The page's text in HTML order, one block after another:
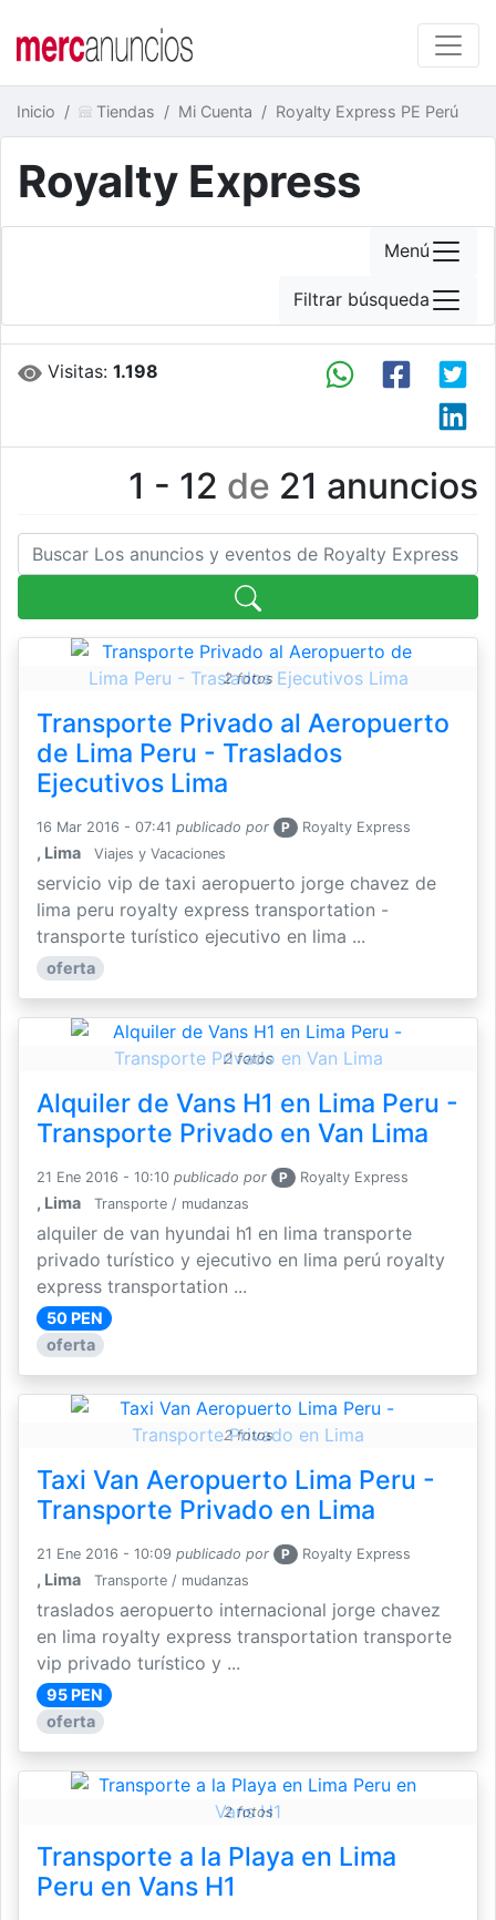
Inicio Tiendas Mi Cuenta Royalty Express PE Perú
Royalty Express
Visitas:1.198
1 - 12 de 21 anuncios
2 fotos
Transporte Privado al Aeropuerto
de Lima Peru - Traslados
Ejecutivos Lima
16 Mar 2016 - 07:41 publicado por P Royalty Express
, Lima Viajes y Vacaciones
servicio vip de taxi aeropuerto jorge chavez de
lima peru royalty express transportation -
transporte turístico ejecutivo en lima ...
oferta
2 fotos
Alquiler de Vans H1 en Lima Peru -
Transporte Privado en Van Lima
21 Ene 2016 - 10:10 publicado por P Royalty Express
, Lima Transporte / mudanzas
alquiler de van hyundai h1 en lima transporte
privado turístico y ejecutivo en lima perú royalty
express transportation ...
50 PEN
oferta
2 fotos
Taxi Van Aeropuerto Lima Peru -
Transporte Privado en Lima
21 Ene 2016 - 10:09 publicado por P Royalty Express
, Lima Transporte / mudanzas
traslados aeropuerto internacional jorge chavez
en lima royalty express transportation transporte
vip privado turístico y ...
95 PEN
oferta
2 fotos
Transporte a la Playa en Lima
Peru en Vans H1
Menú
Filtrar búsqueda